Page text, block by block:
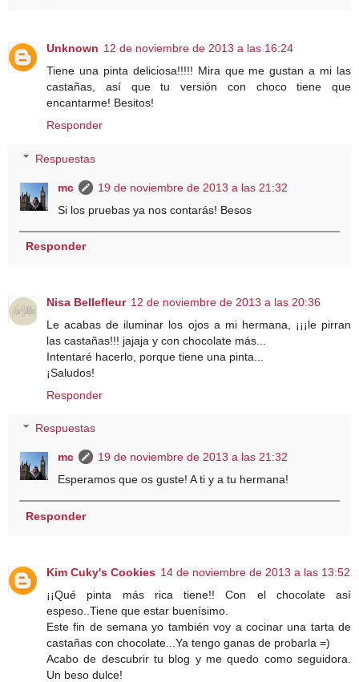
Unknown 12 de noviembre de 2013 a las 16:24
Tiene una pinta deliciosa!!!!! Mira que me gustan a mi las
castañas, así que tu versión con choco tiene que
encantarme! Besitos!
Responder
Respuestas
mc
19 de noviembre de 2013 a las 21:32
Si los pruebas ya nos contarás! Besos
Responder
Nisa Bellefleur 12 de noviembre de 2013 a las 20:36
Le acabas de iluminar los ojos a mi hermana, ¡¡¡le pirran
las castañas!!! jajaja y con chocolate más...
Intentaré hacerlo, porque tiene una pinta...
¡Saludos!
Responder
Respuestas
mc
19 de noviembre de 2013 a las 21:32
Esperamos que os guste! A ti y a tu hermana!
Responder
Kim Cuky's Cookies 14 de noviembre de 2013 a las 13:52
¡¡Qué pinta más rica tiene!! Con el chocolate así
espeso..Tiene que estar buenísimo.
Este fin de semana yo también voy a cocinar una tarta de
castañas con chocolate...Ya tengo ganas de probarla =)
Acabo de descubrir tu blog y me quedo como seguidora.
Un beso dulce!